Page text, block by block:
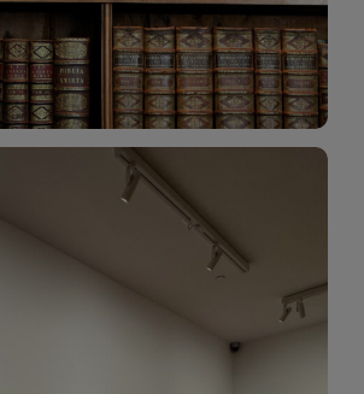
Zbiorów
Galeria Zdjęć
z wydarzeń, spotkań i projektów